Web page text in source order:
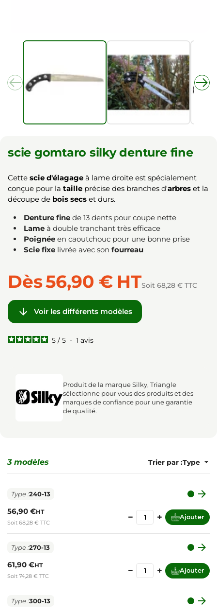
scie gomtaro silky denture fine
Cette scie d'élagage à lame droite est spécialement
conçue pour la taille précise des branches d'arbres et la
découpe de bois secs et durs.
Denture fine de 13 dents pour coupe nette
Lame à double tranchant très efficace
Poignée en caoutchouc pour une bonne prise
Scie fixe livrée avec son fourreau
Dès56,90 € HTSoit 68,28 € TTC
 Voir les différents modèles
5 / 5 - 1 avis
Produit de la marque Silky, Triangle
sélectionne pour vous des produits et des
marques de confiance pour une garantie
de qualité.
3 modèles Trier par :
Type :240-13 
56,90 €HT
Soit 68,28 € TTC
− + Ajouter
Type :270-13 
61,90 €HT
Soit 74,28 € TTC
− + Ajouter
Type :300-13 